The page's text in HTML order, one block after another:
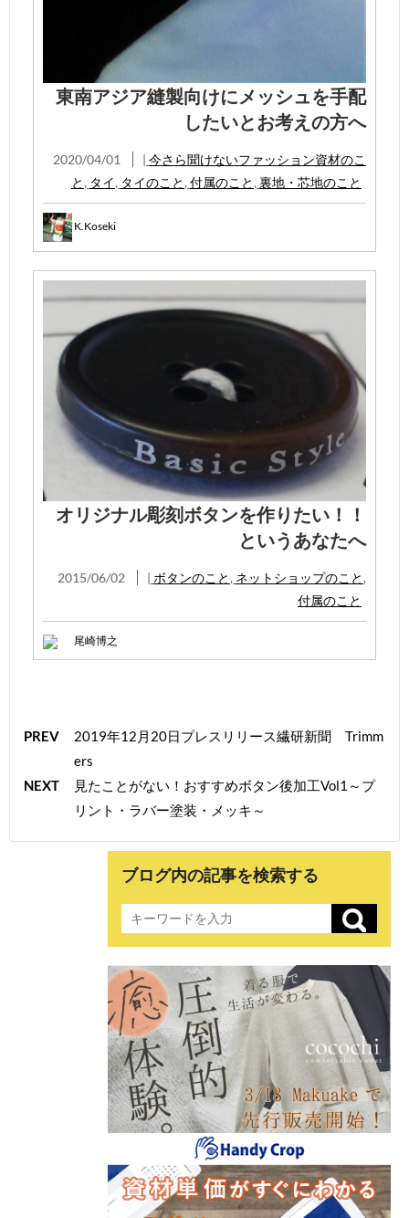
東南アジア縫製向けにメッシュを手配
したいとお考えの方へ
2020/04/01 | 今さら聞けないファッション資材のこ
と , タイ, タイのこと , 付属のこと , 裏地・芯地のこと
K.Koseki
オリジナル彫刻ボタンを作りたい！！
というあなたへ
2015/06/02 | ボタンのこと , ネットショップのこと ,
付属のこと
尾崎博之
PREV
2019年12月20日プレスリリース繊研新聞 Trimm
ers
NEXT
見たことがない！おすすめボタン後加工Vol1～プ
リント・ラバー塗装・メッキ～
ブログ内の記事を検索する